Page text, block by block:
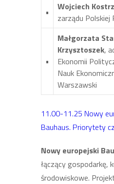
• Wojciech
zarządu Polskiej
•
Małgorzata
Krzysztoszek,
Ekonomii
Nauk
Warszawski
11.00-11.25 Nowy
Bauhaus. Priorytety
Nowy europejski
łączący gospodarkę,
środowiskowe.